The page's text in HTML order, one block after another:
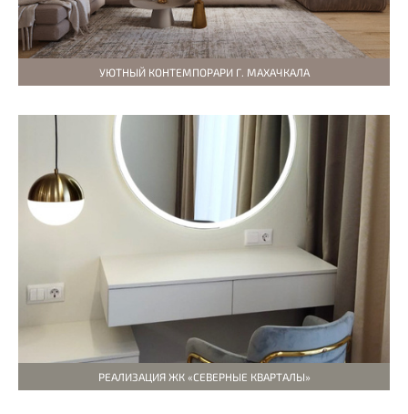
УЮТНЫЙ КОНТЕМПОРАРИ Г. МАХАЧКАЛА
РЕАЛИЗАЦИЯ ЖК «СЕВЕРНЫЕ КВАРТАЛЫ»